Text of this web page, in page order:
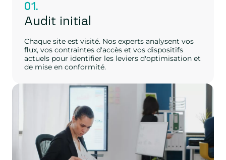
01.
Audit initial
Chaque site est visité. Nos experts analysent vos
flux, vos contraintes d'accès et vos dispositifs
actuels pour identifier les leviers d'optimisation et
de mise en conformité.